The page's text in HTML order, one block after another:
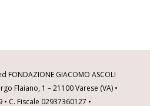
FONDAZIONE GIACOMO ASCOLI
Flaiano, 1 – 21100 Varese (VA) •
C. Fiscale 02937360127 •